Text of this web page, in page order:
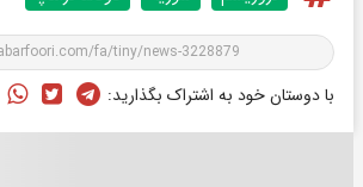
با دوستان خود به اشتراک بگذارید: